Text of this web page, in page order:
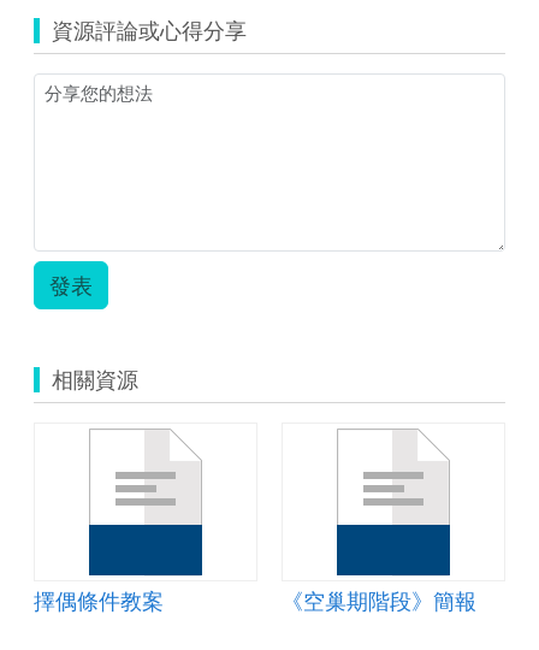
資源評論或心得分享
發表
相關資源
擇偶條件教案 《空巢期階段》簡報